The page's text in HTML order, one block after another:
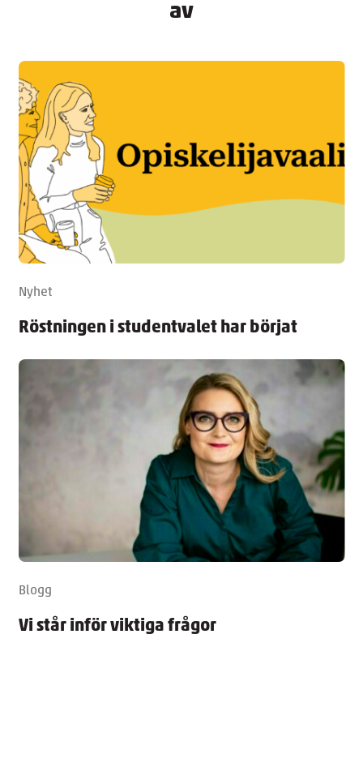
av
Nyhet
Röstningen i studentvalet har börjat
Blogg
Vi står inför viktiga frågor